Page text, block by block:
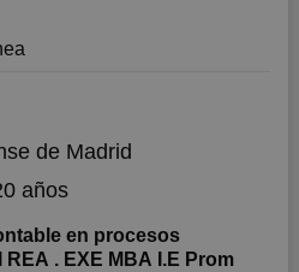
de Madrid
años
en procesos
. EXE MBA I.E Prom